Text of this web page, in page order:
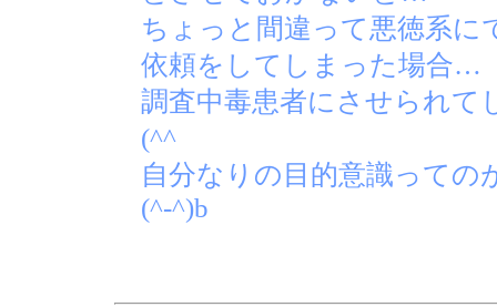
ちょっと間違って悪徳系に
依頼をしてしまった場合…
調査中毒患者にさせられて
(^^ゞ
自分なりの目的意識っての
(^-^)b